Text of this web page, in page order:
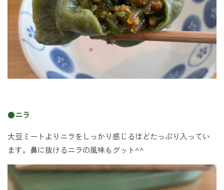
●ニラ
大豆ミートよりニラをしっかり感じるほどたっぷり入ってい
ます。鼻に抜けるニラの風味もグット^^